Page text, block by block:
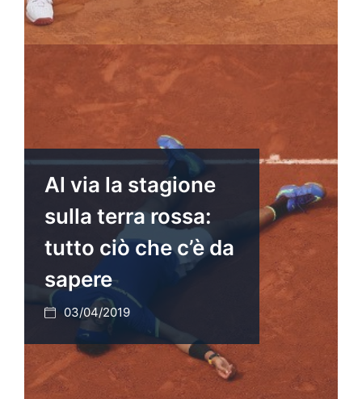
Al via la stagione
sulla terra rossa:
tutto ciò che c’è da
sapere
03/04/2019